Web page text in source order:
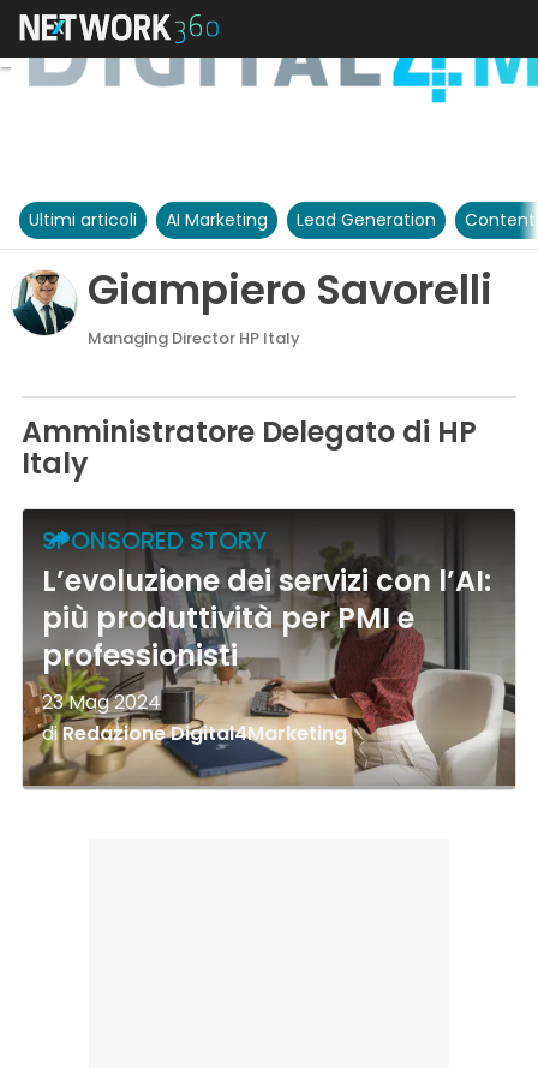
Ultimi articoli AI Marketing Lead Generation
Giampiero Savorelli
Managing Director HP Italy
Amministratore Delegato di HP
Italy
SPONSORED STORY
L’evoluzione dei servizi con l’AI:
più produttività per PMI e
professionisti
23 Mag 2024
diRedazione Digital4Marketing